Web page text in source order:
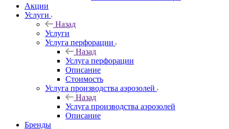
Акции
Услуги
Назад
Услуги
Услуга перфорации
Назад
Услуга перфорации
Описание
Стоимость
Услуга производства аэрозолей
Назад
Услуга производства аэрозолей
Описание
Бренды